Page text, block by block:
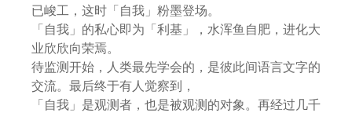
已峻工，这时「自我」粉墨登场。
「自我」的私心即为「利基」，水浑鱼自肥，进化大
业欣欣向荣焉。
待监测开始，人类最先学会的，是彼此间语言文字的
交流。最后终于有人觉察到，
「自我」是观测者，也是被观测的对象。再经过几千